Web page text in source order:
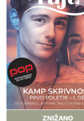
ZNIŽANO